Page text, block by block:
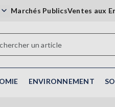
Marchés PublicsVentes aux
ENVIRONNEMENT